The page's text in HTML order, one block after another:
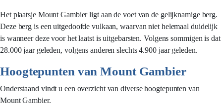
Het plaatsje Mount Gambier ligt aan de voet van de gelijknamige berg.
Deze berg is een uitgedoofde vulkaan, waarvan niet helemaal duidelijk
is wanneer deze voor het laatst is uitgebarsten. Volgens sommigen is dat
28.000 jaar geleden, volgens anderen slechts 4.900 jaar geleden.
Hoogtepunten van Mount Gambier
Onderstaand vindt u een overzicht van diverse hoogtepunten van
Mount Gambier.